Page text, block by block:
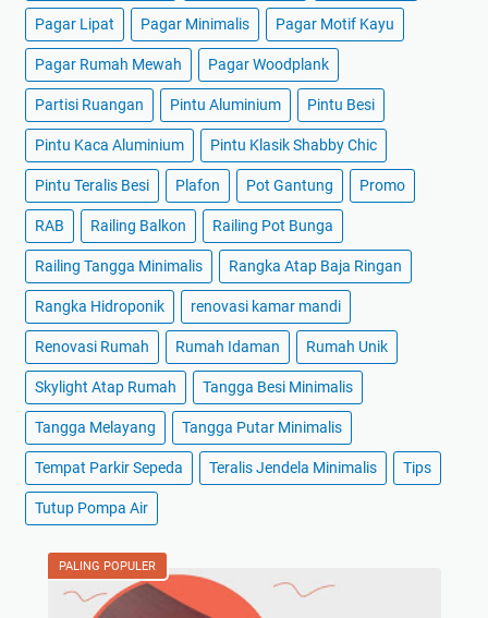
Pagar Lipat Pagar Minimalis Pagar Motif Kayu
Pagar Rumah Mewah Pagar Woodplank
Partisi Ruangan Pintu Aluminium Pintu Besi
Pintu Kaca Aluminium Pintu Klasik Shabby Chic
Pintu Teralis Besi Plafon Pot Gantung Promo
RAB Railing Balkon Railing Pot Bunga
Railing Tangga Minimalis Rangka Atap Baja Ringan
Rangka Hidroponik renovasi kamar mandi
Renovasi Rumah Rumah Idaman Rumah Unik
Skylight Atap Rumah Tangga Besi Minimalis
Tangga Melayang Tangga Putar Minimalis
Tempat Parkir Sepeda Teralis Jendela Minimalis Tips
Tutup Pompa Air
PALING POPULER